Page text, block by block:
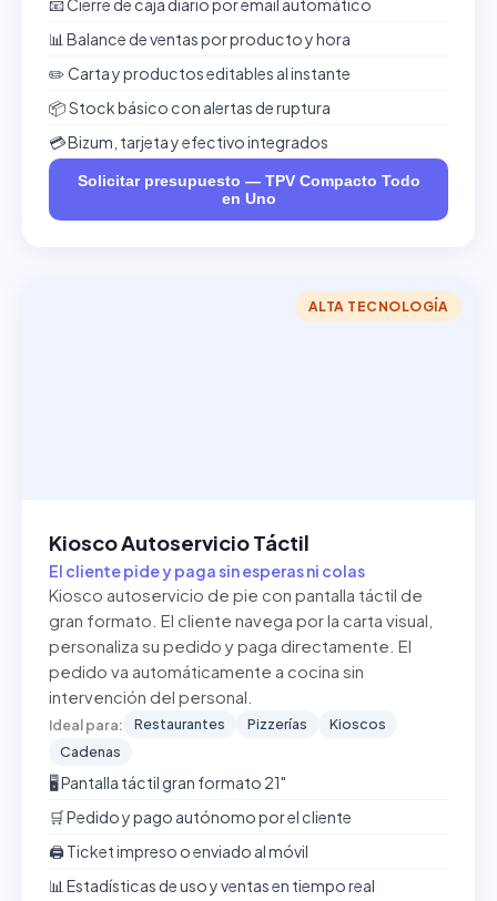
📧 Cierre de caja diario por email automático
📊 Balance de ventas por producto y hora
✏️ Carta y productos editables al instante
📦 Stock básico con alertas de ruptura
💳 Bizum, tarjeta y efectivo integrados
Solicitar presupuesto — TPV Compacto Todo
en Uno
ALTA TECNOLOGÍA
Kiosco Autoservicio Táctil
El cliente pide y paga sin esperas ni colas
Kiosco autoservicio de pie con pantalla táctil de
gran formato. El cliente navega por la carta visual,
personaliza su pedido y paga directamente. El
pedido va automáticamente a cocina sin
intervención del personal.
Ideal para: Restaurantes Pizzerías
Kioscos
Cadenas
🖥️ Pantalla táctil gran formato 21"
🛒 Pedido y pago autónomo por el cliente
🖨️ Ticket impreso o enviado al móvil
📊 Estadísticas de uso y ventas en tiempo real